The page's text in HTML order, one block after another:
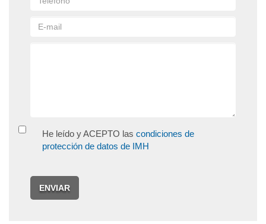
He leído y ACEPTO las condiciones de
protección de datos de IMH
ENVIAR